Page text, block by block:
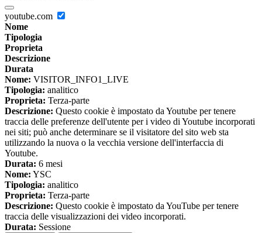
youtube.com
Nome
Tipologia
Proprieta
Descrizione
Durata
Nome: VISITOR_INFO1_LIVE
Tipologia: analitico
Proprieta: Terza-parte
Descrizione: Questo cookie è impostato da Youtube per tenere
traccia delle preferenze dell'utente per i video di Youtube incorporati
nei siti; può anche determinare se il visitatore del sito web sta
utilizzando la nuova o la vecchia versione dell'interfaccia di
Youtube.
Durata: 6 mesi
Nome: YSC
Tipologia: analitico
Proprieta: Terza-parte
Descrizione: Questo cookie è impostato da YouTube per tenere
traccia delle visualizzazioni dei video incorporati.
Durata: Sessione